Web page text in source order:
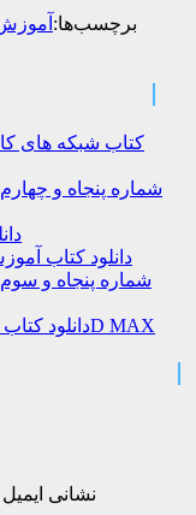
برچسب‌ها:
کتاب شبکه های
شماره پنجاه و
دانلود کتاب
شماره پنجاه و
دانلود کتاب آموزش نرم افزار سه بعدی سازی 3D MAX
نشانی